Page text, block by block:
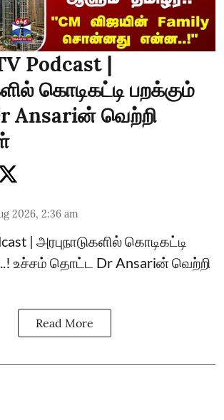
Podcast |
கொடிகட்டி பறக்கும்
Ansariன் வெற்றி
2026, 2:36 am
| அரபுநாடுகளில் கொடிகட்டி
உச்சம் தொட்ட Dr Ansariன் வெற்றி
Read More